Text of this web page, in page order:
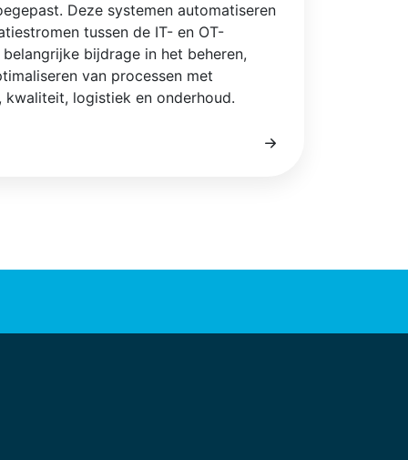
Deze systemen automatiseren
tussen de IT- en OT-
bijdrage in het beheren,
van processen met
logistiek en onderhoud.